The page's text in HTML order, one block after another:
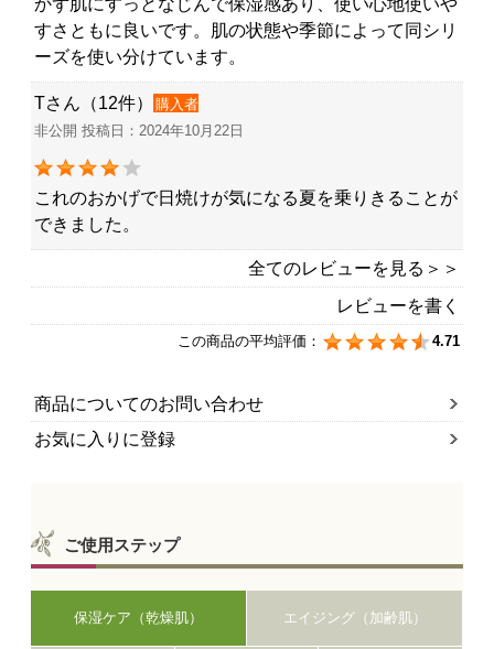
すさともに良いです。肌の状態や季節によって同シリ
ーズを使い分けています。
Tさん（12件）
購入者
非公開 投稿日：2024年10月22日
これのおかげで日焼けが気になる夏を乗りきることが
できました。
全てのレビューを見る＞＞
レビューを書く
この商品の平均評価： 4.71
商品についてのお問い合わせ
お気に入りに登録